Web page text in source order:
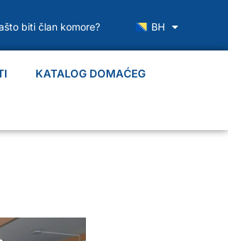
biti član komore? BH
KATALOG DOMAĆEG